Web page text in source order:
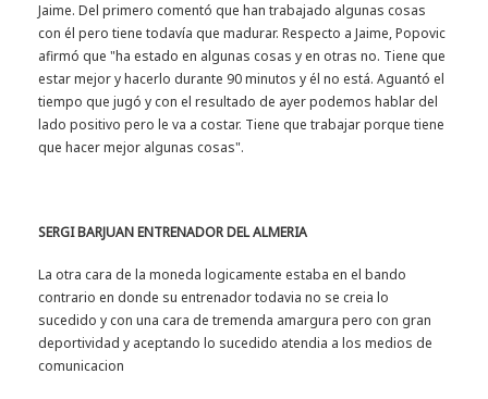
Jaime. Del primero comentó que han trabajado algunas cosas
con él pero tiene todavía que madurar. Respecto a Jaime, Popovic
afirmó que "ha estado en algunas cosas y en otras no. Tiene que
estar mejor y hacerlo durante 90 minutos y él no está. Aguantó el
tiempo que jugó y con el resultado de ayer podemos hablar del
lado positivo pero le va a costar. Tiene que trabajar porque tiene
que hacer mejor algunas cosas".
SERGI BARJUAN ENTRENADOR DEL ALMERIA
La otra cara de la moneda logicamente estaba en el bando
contrario en donde su entrenador todavia no se creia lo
sucedido y con una cara de tremenda amargura pero con gran
deportividad y aceptando lo sucedido atendia a los medios de
comunicacion